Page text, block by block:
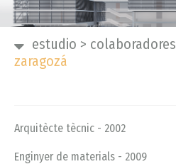
estudio > colaboradores
zaragozá
Arquitècte tècnic - 2002
Enginyer de materials - 2009